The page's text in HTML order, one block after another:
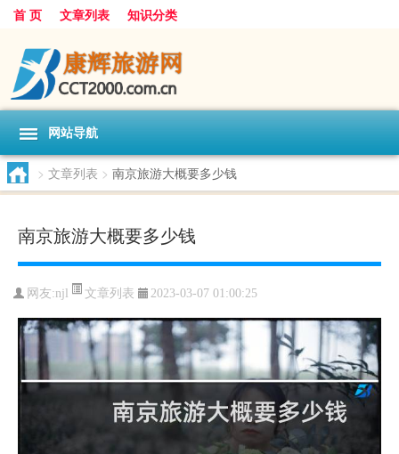
首 页 文章列表 知识分类
网站导航
> 文章列表 > 南京旅游大概要多少钱
南京旅游大概要多少钱
网友:njl 文章列表 2023-03-07 01:00:25